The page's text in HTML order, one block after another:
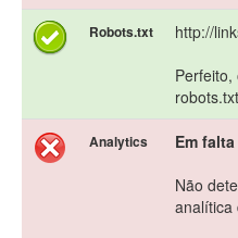
Robots.txt
http://
Analytics
Em falta
Não
analítica